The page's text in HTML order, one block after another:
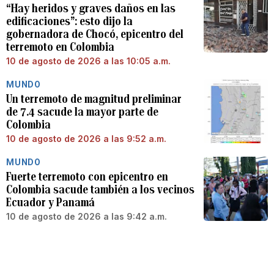
“Hay heridos y graves daños en las
edificaciones”: esto dijo la
gobernadora de Chocó, epicentro del
terremoto en Colombia
10 de agosto de 2026 a las 10:05 a.m.
MUNDO
Un terremoto de magnitud preliminar
de 7.4 sacude la mayor parte de
Colombia
10 de agosto de 2026 a las 9:52 a.m.
MUNDO
Fuerte terremoto con epicentro en
Colombia sacude también a los vecinos
Ecuador y Panamá
10 de agosto de 2026 a las 9:42 a.m.